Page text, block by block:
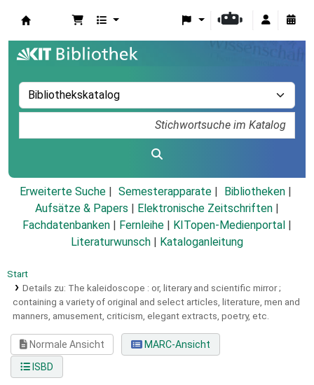
Erweiterte Suche Semesterapparate
Bibliotheken
Aufsätze & Papers
Elektronische Zeitschriften
Fachdatenbanken
Fernleihe KITopen-Medienportal
Literaturwunsch
Kataloganleitung
Start
Details zu: The kaleidoscope : or, literary and scientific mirror ;
containing a variety of original and select articles, literature, men and
manners, amusement, criticism, elegant extracts, poetry, etc.
Normale Ansicht
MARC-Ansicht
ISBD